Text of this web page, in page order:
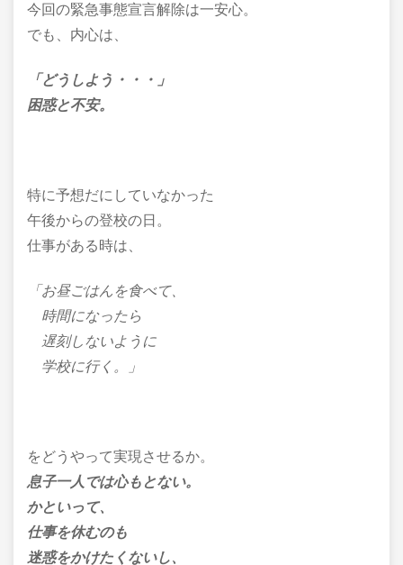
今回の緊急事態宣言解除は一安心。
でも、内心は、
「どうしよう・・・」
困惑と不安。
特に予想だにしていなかった
午後からの登校の日。
仕事がある時は、
「お昼ごはんを食べて、
時間になったら
遅刻しないように
学校に行く。」
をどうやって実現させるか。
息子一人では心もとない。
かといって、
仕事を休むのも
迷惑をかけたくないし、